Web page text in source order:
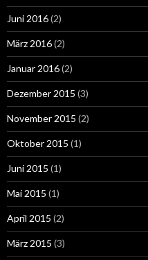
Juni 2016(2)
März 2016(2)
Januar 2016(2)
Dezember 2015 (3)
November 2015 (2)
Oktober 2015 (1)
Juni 2015 (1)
Mai 2015 (1)
April 2015 (2)
März 2015 (3)